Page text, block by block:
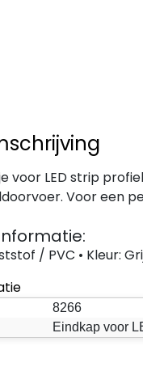
voor LED strip
Voor een
/ PVC • Kleur:
8266
Eindkap voor